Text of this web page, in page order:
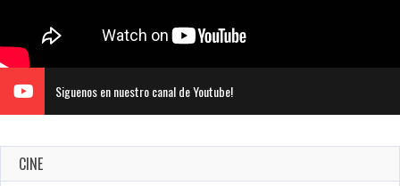
Siguenos en nuestro canal de Youtube!
CINE